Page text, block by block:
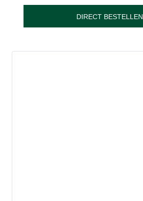
DIRECT BESTELLEN